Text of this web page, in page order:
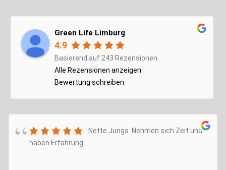
Green Life Limburg
4.9
Basierend auf 243 Rezensionen
Alle Rezensionen anzeigen
Bewertung schreiben
Nette Jungs. Nehmen sich Zeit und
haben Erfahrung.